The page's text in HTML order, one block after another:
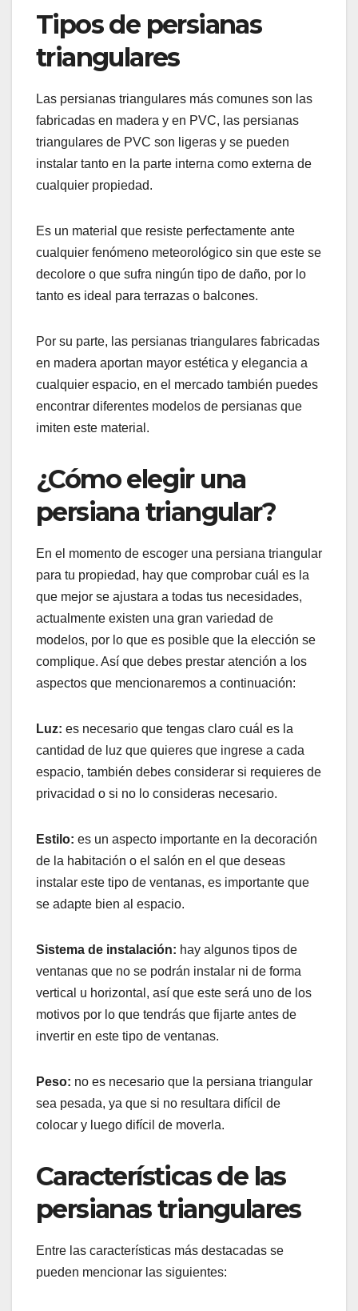
Tipos de persianas
triangulares
Las persianas triangulares más comunes son las
fabricadas en madera y en PVC, las persianas
triangulares de PVC son ligeras y se pueden
instalar tanto en la parte interna como externa de
cualquier propiedad.
Es un material que resiste perfectamente ante
cualquier fenómeno meteorológico sin que este se
decolore o que sufra ningún tipo de daño, por lo
tanto es ideal para terrazas o balcones.
Por su parte, las persianas triangulares fabricadas
en madera aportan mayor estética y elegancia a
cualquier espacio, en el mercado también puedes
encontrar diferentes modelos de persianas que
imiten este material.
¿Cómo elegir una
persiana triangular?
En el momento de escoger una persiana triangular
para tu propiedad, hay que comprobar cuál es la
que mejor se ajustara a todas tus necesidades,
actualmente existen una gran variedad de
modelos, por lo que es posible que la elección se
complique. Así que debes prestar atención a los
aspectos que mencionaremos a continuación:
Luz: es necesario que tengas claro cuál es la
cantidad de luz que quieres que ingrese a cada
espacio, también debes considerar si requieres de
privacidad o si no lo consideras necesario.
Estilo: es un aspecto importante en la decoración
de la habitación o el salón en el que deseas
instalar este tipo de ventanas, es importante que
se adapte bien al espacio.
Sistema de instalación: hay algunos tipos de
ventanas que no se podrán instalar ni de forma
vertical u horizontal, así que este será uno de los
motivos por lo que tendrás que fijarte antes de
invertir en este tipo de ventanas.
Peso: no es necesario que la persiana triangular
sea pesada, ya que si no resultara difícil de
colocar y luego difícil de moverla.
Características de las
persianas triangulares
Entre las características más destacadas se
pueden mencionar las siguientes: